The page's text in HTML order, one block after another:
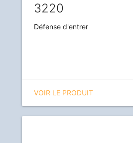
3220
Défense d'entrer
VOIR LE PRODUIT